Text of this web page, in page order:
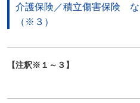
介護保険／積立傷害保険
（※３）
【注釈※１～３】